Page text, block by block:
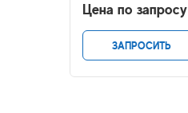
Цена по запросу
ЗАПРОСИТЬ